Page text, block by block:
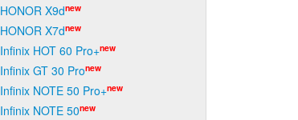
HONOR X9dnew
HONOR X7dnew
Infinix HOT 60 Pro+new
Infinix GT 30 Pronew
Infinix NOTE 50 Pro+new
Infinix NOTE 50new